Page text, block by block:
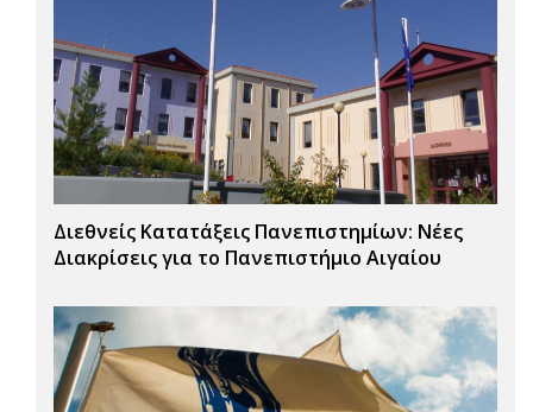
Διεθνείς Κατατάξεις Πανεπιστημίων: Νέες
Διακρίσεις για το Πανεπιστήμιο Αιγαίου